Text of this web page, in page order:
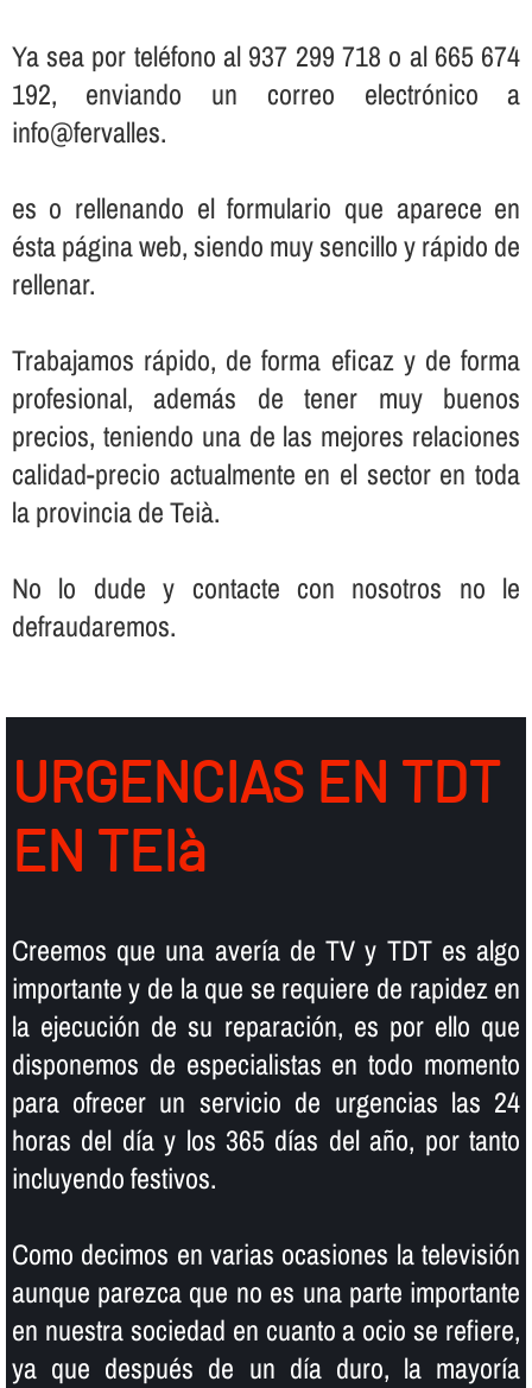
Ya sea por teléfono al 937 299 718 o al 665 674
192, enviando un correo electrónico a
info@fervalles.
es o rellenando el formulario que aparece en
ésta página web, siendo muy sencillo y rápido de
rellenar.
Trabajamos rápido, de forma eficaz y de forma
profesional, además de tener muy buenos
precios, teniendo una de las mejores relaciones
calidad-precio actualmente en el sector en toda
la provincia de Teià.
No lo dude y contacte con nosotros no le
defraudaremos.
URGENCIAS EN TDT
EN TEIà
Creemos que una averí­a de TV y TDT es algo
importante y de la que se requiere de rapidez en
la ejecución de su reparación, es por ello que
disponemos de especialistas en todo momento
para ofrecer un servicio de urgencias las 24
horas del dí­a y los 365 dí­as del año, por tanto
incluyendo festivos.
Como decimos en varias ocasiones la televisión
aunque parezca que no es una parte importante
en nuestra sociedad en cuanto a ocio se refiere,
ya que después de un dí­a duro, la mayorí­a